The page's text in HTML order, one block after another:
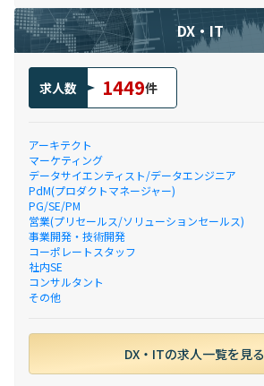
DX・IT
求人数 1449件
アーキテクト
マーケティング
データサイエンティスト/データエンジニア
PdM(プロダクトマネージャー)
PG/SE/PM
営業(プリセールス/ソリューションセールス)
事業開発・技術開発
コーポレートスタッフ
社内SE
コンサルタント
その他
DX・ITの求人一覧を見る